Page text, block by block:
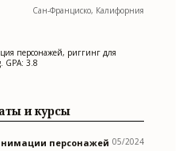
Сан-Франциско, Калифорния
персонажей, риггинг для
GPA: 3.8
и курсы
персонажей 05/2024